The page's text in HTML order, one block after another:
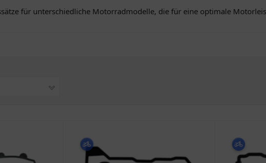
für unterschiedliche Motorradmodelle, die für eine optimale